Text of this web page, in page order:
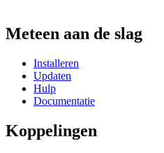
Meteen aan de slag
Installeren
Updaten
Hulp
Documentatie
Koppelingen